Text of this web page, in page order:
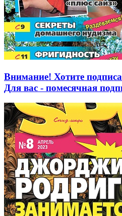
Внимание! Хотите
Для вас - помесячная